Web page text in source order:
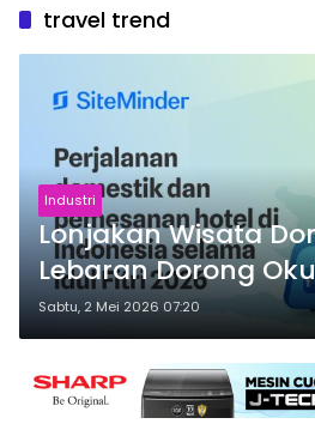
travel trend
Industri
Lonjakan Wisata
Lebaran Dorong
Sabtu, 2 Mei 2026 07:20